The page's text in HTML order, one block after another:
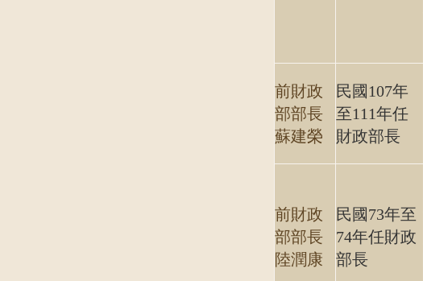
前財政
部部長
蘇建榮
民國107年
至111年任
財政部長
前財政
部部長
陸潤康
民國73年至
74年任財政
部長